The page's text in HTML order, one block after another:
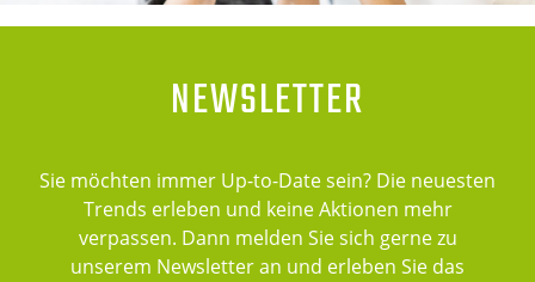
NEWSLETTER
Sie möchten immer Up-to-Date sein? Die neuesten
Trends erleben und keine Aktionen mehr
verpassen. Dann melden Sie sich gerne zu
unserem Newsletter an und erleben Sie das